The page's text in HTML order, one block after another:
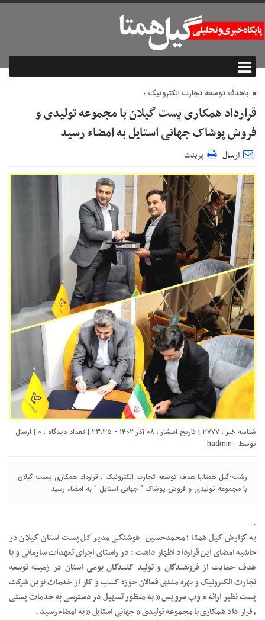
باهدف توسعه تجارت الکترونیک ؛
قرارداد همکاری پست گیلان با مجموعه تولیدی و
فروش پوشاک جهانی استایل به امضاء رسید
ارسال پرینت
شناسه خبر : ۳۷۷۷ | تاریخ انتشار : ۰۸ آذر ۱۴۰۲ - ۲۳:۳۵ | تعداد دیدگاه : ۰ | ارسال
توسط : hadmin
رشت-گیل همتا:با هدف توسعه تجارت الکترونیک ؛ قرارداد همکاری پست گیلان
با مجموعه تولیدی و فروش پوشاک " جهانی استایل " به امضاء رسید
.
به گزارش گیل همتا ؛ محمدحسین_هوشنگی مدیر کل پست استان گیلان در
حاشیه امضای این قرارداد اظهار داشت : در راستای اجرای تعهدات سازمانی و با
هدف حمایت از فروشندگان و تولید کنندگان بومی استان در زمینه توسعه
تجارت الکترونیک و بهره مندی فعالان حوزه کسب و کار از خدمات نوین شرکت
پست نظیر ارائه ” وب سرویس ” به منظور تسهیل در دسترسی به خدمات پستی
، قرار داد همکاری با مجموعه تولیدی ” جهانی استایل ” به امضاء رسید .